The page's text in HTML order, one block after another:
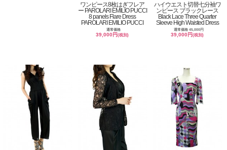
ワンピース8枚はぎフレア
ー PAROLARI EMILIO PUCCI
8 panels Flare Dress
PAROLARI EMILIO PUCCI
通常価格
39,000円(税別)
ハイウエスト切替七分袖ワ
ンピース ブラックレース
Black Lace Three Quarter
Sleeve High Waisted Dress
通常価格 45,000円
39,000円(税別)